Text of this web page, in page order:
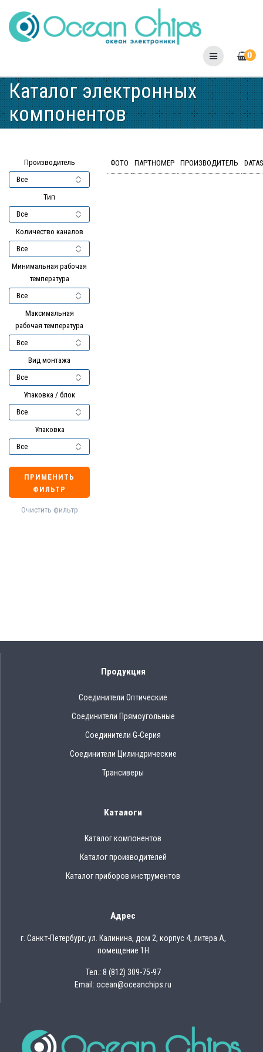
to
content
0
Каталог электронных
компонентов
Производитель
Тип
Количество каналов
Минимальная рабочая
температура
Максимальная
рабочая температура
Вид монтажа
Упаковка / блок
Упаковка
ПРИМЕНИТЬ
ФИЛЬТР
Очистить фильтр
ФОТО ПАРТНОМЕР ПРОИЗВОДИТЕЛЬ
Продукция
Соединители Оптические
Соединители Прямоугольные
Соединители G-Серия
Соединители Цилиндрические
Трансиверы
Каталоги
Каталог компонентов
Каталог производителей
Каталог приборов инструментов
Адрес
г. Санкт-Петербург, ул. Калинина, дом 2, корпус 4, литера А,
помещение 1Н
Тел.: 8 (812) 309-75-97
Email: ocean@oceanchips.ru